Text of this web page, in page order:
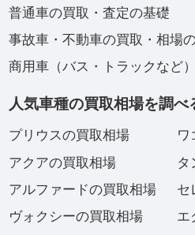
普通車の買取・査定の基礎
事故車・不動車の買取・相場
商用車（バス・トラックなど
人気車種の買取相場を調べ
プリウスの買取相場
アクアの買取相場
アルファードの買取相場
ヴォクシーの買取相場
ワ
タ
セ
エ